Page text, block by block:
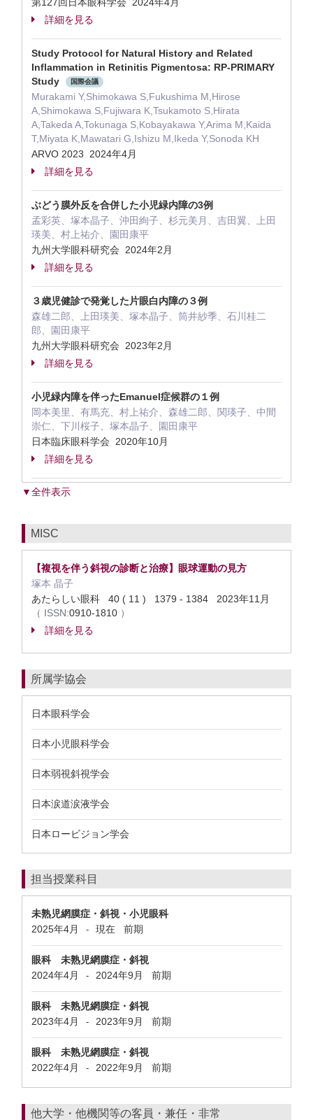
詳細を見る
Study Protocol for Natural History and Related
Inflammation in Retinitis Pigmentosa: RP-PRIMARY
Study
国際会議
Murakami Y,Shimokawa S,Fukushima M,Hirose
A,Shimokawa S,Fujiwara K,Tsukamoto S,Hirata
A,Takeda A,Tokunaga S,Kobayakawa Y,Arima M,Kaida
T,Miyata K,Mawatari G,Ishizu M,Ikeda Y,Sonoda KH
ARVO 2023 2024年4月
詳細を見る
ぶどう膜外反を合併した小児緑内障の3例
孟彩英、塚本晶子、沖田絢子、杉元美月、吉田翼、上田
瑛美、村上祐介、園田康平
九州大学眼科研究会 2024年2月
詳細を見る
３歳児健診で発覚した片眼白内障の３例
森雄二郎、上田瑛美、塚本晶子、筒井紗季、石川桂二
郎、園田康平
九州大学眼科研究会 2023年2月
詳細を見る
小児緑内障を伴ったEmanuel症候群の１例
岡本美里、有馬充、村上祐介、森雄二郎、関瑛子、中間
崇仁、下川桜子、塚本晶子、園田康平
日本臨床眼科学会 2020年10月
詳細を見る
▼全件表示
MISC
【複視を伴う斜視の診断と治療】眼球運動の見方
塚本 晶子
あたらしい眼科 40 ( 11 ) 1379 - 1384 2023年11月
（ ISSN:0910-1810 ）
詳細を見る
所属学協会
日本眼科学会
日本小児眼科学会
日本弱視斜視学会
日本涙道涙液学会
日本ロービジョン学会
担当授業科目
未熟児網膜症・斜視・小児眼科
2025年4月
- 現在 前期
眼科 未熟児網膜症・斜視
2024年4月
- 2024年9月 前期
眼科 未熟児網膜症・斜視
2023年4月
- 2023年9月 前期
眼科 未熟児網膜症・斜視
2022年4月
- 2022年9月 前期
他大学・他機関等の客員・兼任・非常